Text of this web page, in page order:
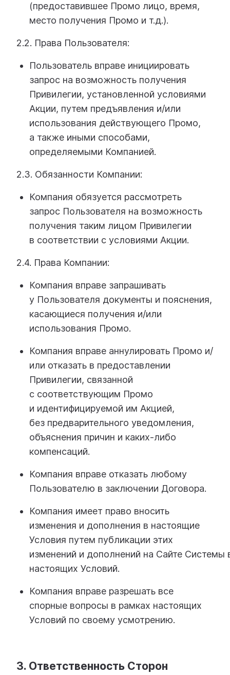
(предоставившее Промо лицо, время,
место получения Промо и т.д.).
2.2. Права Пользователя:
Пользователь вправе инициировать
запрос на возможность получения
Привилегии, установленной условиями
Акции, путем предъявления и/или
использования действующего Промо,
а также иными способами,
определяемыми Компанией.
2.3. Обязанности Компании:
Компания обязуется рассмотреть
запрос Пользователя на возможность
получения таким лицом Привилегии
в соответствии с условиями Акции.
2.4. Права Компании:
Компания вправе запрашивать
у Пользователя документы и пояснения,
касающиеся получения и/или
использования Промо.
Компания вправе аннулировать Промо и/
или отказать в предоставлении
Привилегии, связанной
с соответствующим Промо
и идентифицируемой им Акцией,
без предварительного уведомления,
объяснения причин и каких-либо
компенсаций.
Компания вправе отказать любому
Пользователю в заключении Договора.
Компания имеет право вносить
изменения и дополнения в настоящие
Условия путем публикации этих
изменений и дополнений на Сайте Системы
настоящих Условий.
Компания вправе разрешать все
спорные вопросы в рамках настоящих
Условий по своему усмотрению.
3. Ответственность Сторон